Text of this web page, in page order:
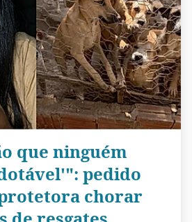
que ninguém
pedido
chorar